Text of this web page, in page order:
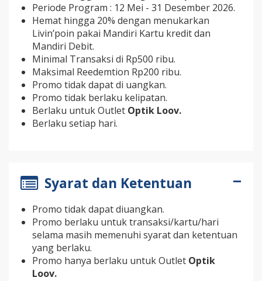
Periode Program : 12 Mei - 31 Desember 2026.
Hemat hingga 20% dengan menukarkan
Livin’poin pakai Mandiri Kartu kredit dan
Mandiri Debit.
Minimal Transaksi di Rp500 ribu.
Maksimal Reedemtion Rp200 ribu.
Promo tidak dapat di uangkan.
Promo tidak berlaku kelipatan.
Berlaku untuk Outlet Optik Loov.
Berlaku setiap hari.
Syarat dan Ketentuan
Promo tidak dapat diuangkan.
Promo berlaku untuk transaksi/kartu/hari
selama masih memenuhi syarat dan ketentuan
yang berlaku.
Promo hanya berlaku untuk Outlet Optik
Loov.